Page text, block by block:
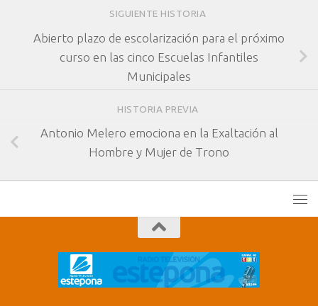
SIGUIENTE HISTORIA
Abierto plazo de escolarización para el próximo
curso en las cinco Escuelas Infantiles
Municipales
HISTORIA PREVIA
Antonio Melero emociona en la Exaltación al
Hombre y Mujer de Trono